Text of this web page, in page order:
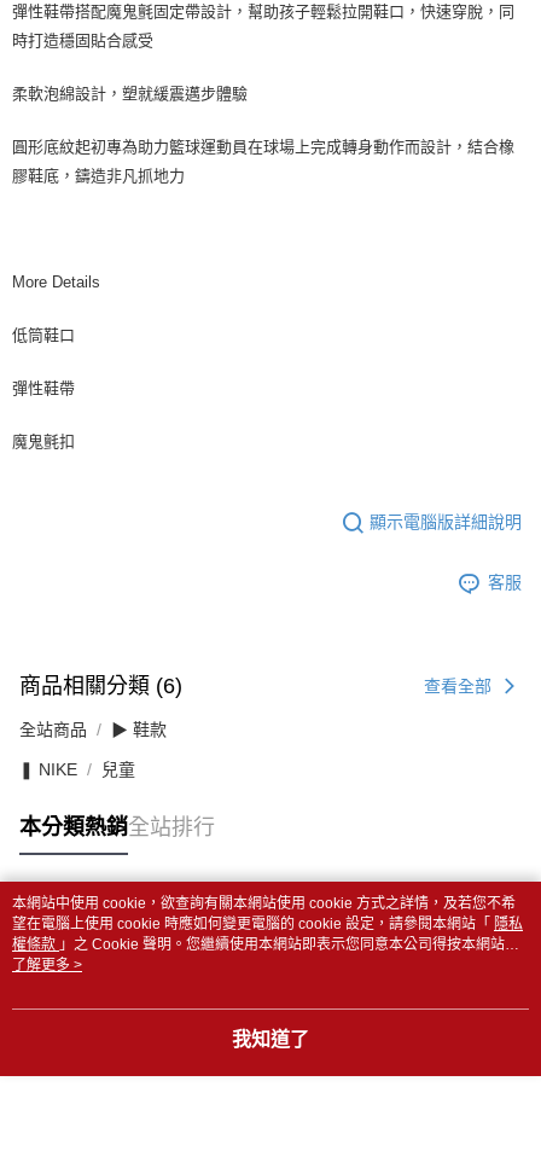
彈性鞋帶搭配魔鬼氈固定帶設計，幫助孩子輕鬆拉開鞋口，快速穿脫，同
時打造穩固貼合感受
柔軟泡綿設計，塑就緩震邁步體驗
圓形底紋起初專為助力籃球運動員在球場上完成轉身動作而設計，結合橡
膠鞋底，鑄造非凡抓地力
More Details
低筒鞋口
彈性鞋帶
魔鬼氈扣
顯示電腦版詳細說明
客服
商品相關分類 (6) 查看全部
全站商品 ▶ 鞋款
❚ NIKE 兒童
本分類熱銷全站排行
熱門標籤
本網站中使用 cookie，欲查詢有關本網站使用 cookie 方式之詳情，及若您不希
望在電腦上使用 cookie 時應如何變更電腦的 cookie 設定，請參閱本網站「 隱私
權條款 」之 Cookie 聲明。您繼續使用本網站即表示您同意本公司得按本網站使
用條款之 Cookie 聲明使用 cookie。
了解更多 >
我知道了